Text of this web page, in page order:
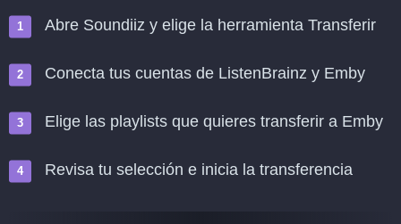
Abre Soundiiz y elige la herramienta Transferir
Conecta tus cuentas de ListenBrainz y Emby
Elige las playlists que quieres transferir a Emby
Revisa tu selección e inicia la transferencia